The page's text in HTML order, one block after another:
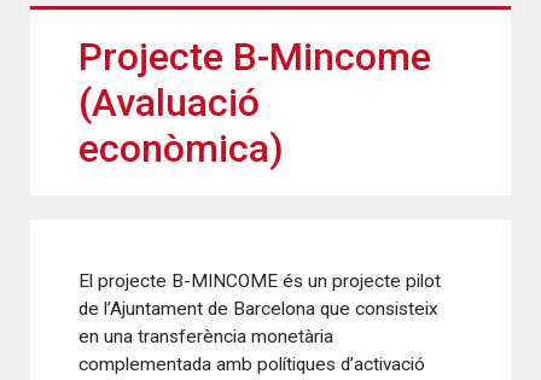
Projecte B-Mincome
(Avaluació
econòmica)
El projecte B-MINCOME és un projecte pilot
de l’Ajuntament de Barcelona que consisteix
en una transferència monetària
complementada amb polítiques d’activació